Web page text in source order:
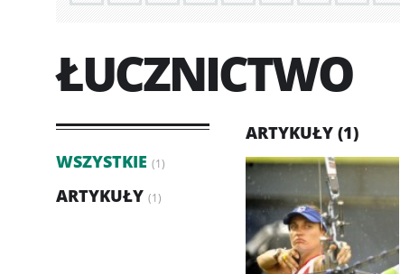
ŁUCZNICTWO
WSZYSTKIE (1)
ARTYKUŁY (1)
ARTYKUŁY (1)